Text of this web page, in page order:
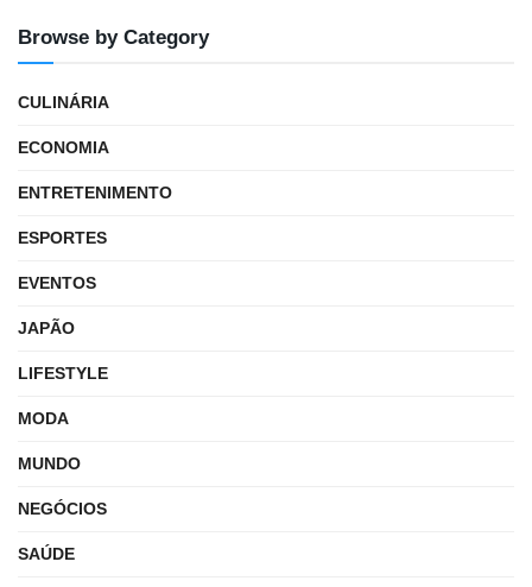
Browse by Category
CULINÁRIA
ECONOMIA
ENTRETENIMENTO
ESPORTES
EVENTOS
JAPÃO
LIFESTYLE
MODA
MUNDO
NEGÓCIOS
SAÚDE